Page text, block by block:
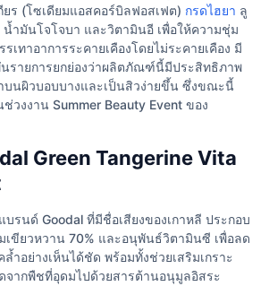
ร (โซเดียมแอสคอร์บิลฟอสเฟต) กรดไฮยา ลู
น้ำมันโจโจบา และวิตามินอี เพื่อให้ความชุ่ม
เทาอาการระคายเคืองโดยไม่ระคายเคือง มี
รายการยกย่องว่าผลิตภัณฑ์นี้มีประสิทธิภาพ
บนผิวบอบบางและเป็นสิวง่ายขึ้น ซึ่งขณะนี้
วงงาน Summer Beauty Event ของ
Green Tangerine Vita
บรนด์ Goodal ที่มีชื่อเสียงของเกาหลี ประกอบ
เขียวหวาน 70% และอนุพันธ์วิตามินซี เพื่อลด
ำอย่างเห็นได้ชัด พร้อมทั้งช่วยเสริมเกราะ
จากพืชที่อุดมไปด้วยสารต้านอนุมูลอิสระ